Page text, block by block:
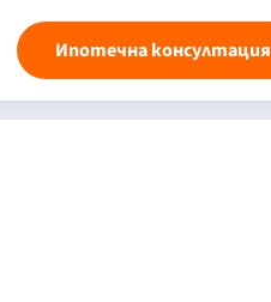
Ипотечна консултация